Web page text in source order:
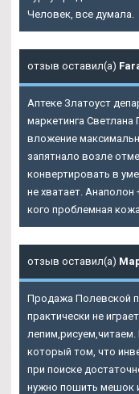
Человек, все думала.
отзыв оставил(а)
Аптеке Златоуст
маркетинга
вложение
запятнало возле
конвертировать в
не хватает. Анаполон
кого проблемная
отзыв оставил(а)
Продажа Полевской
практически не
который том, что
при поиске
нужно пошить мешок